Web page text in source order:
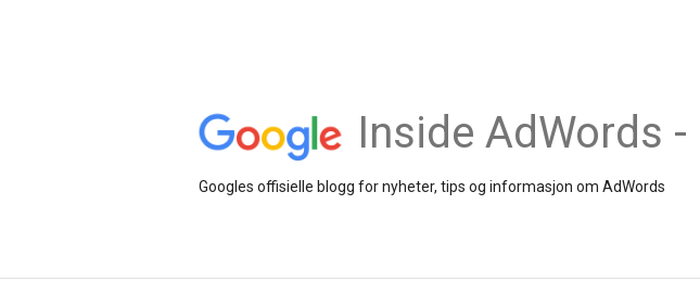
Inside AdWords -
Googles offisielle blogg for nyheter, tips og informasjon om AdWords